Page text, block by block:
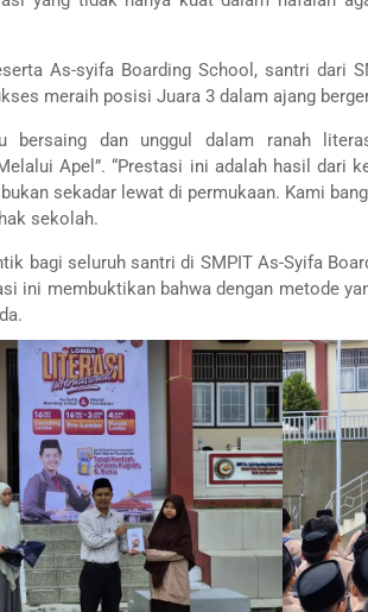
As-syifa Boarding School, santri dari
meraih posisi Juara 3 dalam ajang
dan unggul dalam ranah
Apel”. “Prestasi ini adalah hasil dari
sekadar lewat di permukaan. Kami
sekolah.
bagi seluruh santri di SMPIT As-Syifa
ini membuktikan bahwa dengan metode